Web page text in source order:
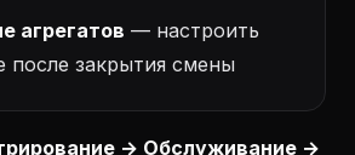
агрегатов — настроить
после закрытия смены
→ Обслуживание →